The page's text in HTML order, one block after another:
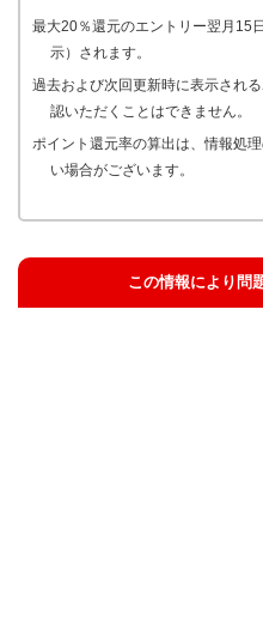
最大20％還元のエントリー翌月15
示）されます。
過去および次回更新時に表示され
認いただくことはできません。
ポイント還元率の算出は、情報処
い場合がございます。
この情報により問